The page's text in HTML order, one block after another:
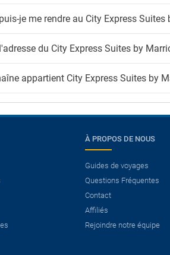
je me rendre au City Express
du City Express Suites by
appartient City Express Suites by
d’un
sur vos
À PROPOS DE NOUS
Guides de voyages
Questions Fréquentes
Contact
Affiliés
Rejoindre notre équipe